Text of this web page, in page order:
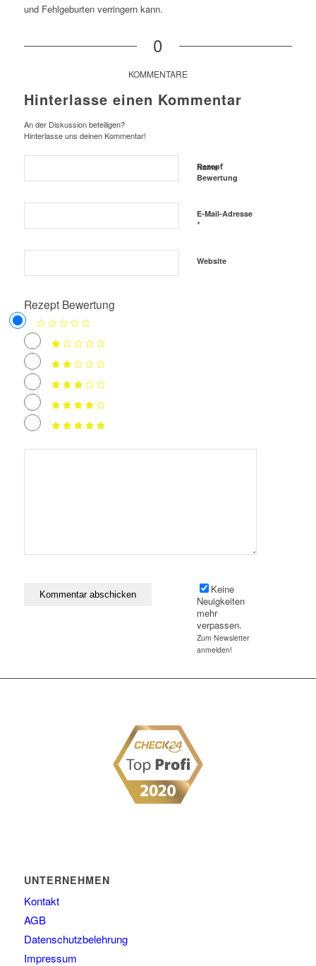
und Fehlgeburten verringern kann.
0
KOMMENTARE
Hinterlasse einen Kommentar
An der Diskussion beteiligen?
Hinterlasse uns deinen Kommentar!
Name*
E-Mail-Adresse
*
Website
Rezept
Bewertung
Rezept Bewertung
Keine
Neuigkeiten
mehr
verpassen.
Zum Newsletter
anmelden!
UNTERNEHMEN
Kontakt
AGB
Datenschutzbelehrung
Impressum